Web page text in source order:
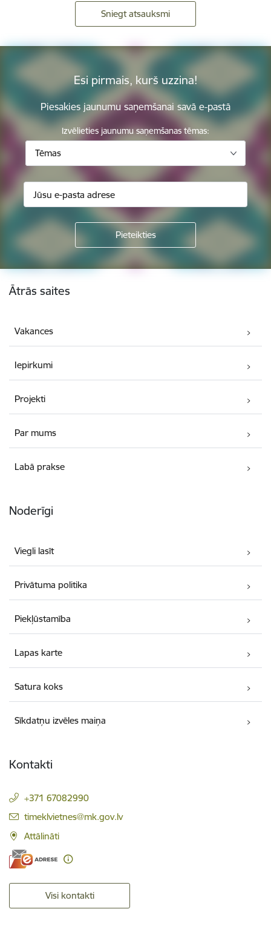
Sniegt atsauksmi
Esi pirmais, kurš uzzina!
Piesakies jaunumu saņemšanai savā e-pastā
Izvēlieties jaunumu saņemšanas tēmas:
Tēmas
Kājene
Ātrās saites
Vakances
Iepirkumi
Projekti
Par mums
Labā prakse
Noderīgi
Viegli lasīt
Privātuma politika
Piekļūstamība
Lapas karte
Satura koks
Sīkdatņu izvēles maiņa
Kontakti
+371 67082990
E-pasts:
timeklvietnes@mk.gov.lv
Attālināti
Visi kontakti